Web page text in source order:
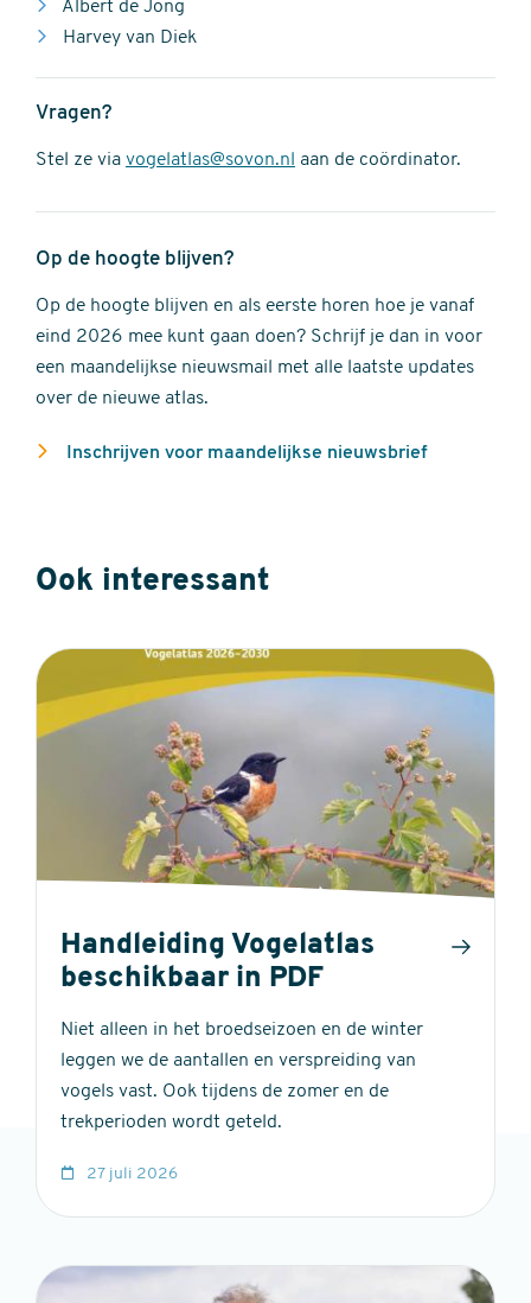
Albert de Jong
Harvey van Diek
Vragen?
Stel ze via vogelatlas@sovon.nl aan de coördinator.
Op de hoogte blijven?
Op de hoogte blijven en als eerste horen hoe je vanaf
eind 2026 mee kunt gaan doen? Schrijf je dan in voor
een maandelijkse nieuwsmail met alle laatste updates
over de nieuwe atlas.
Inschrijven voor maandelijkse nieuwsbrief
Ook interessant
Handleiding Vogelatlas
beschikbaar in PDF
Niet alleen in het broedseizoen en de winter
leggen we de aantallen en verspreiding van
vogels vast. Ook tijdens de zomer en de
trekperioden wordt geteld.
27 juli 2026